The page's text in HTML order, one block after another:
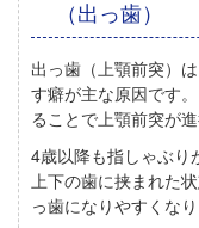
（出っ歯）
出っ歯（上顎前突）
す癖が主な原因です。
ることで上顎前突が
4歳以降も指しゃぶり
上下の歯に挟まれた
っ歯になりやすくなり